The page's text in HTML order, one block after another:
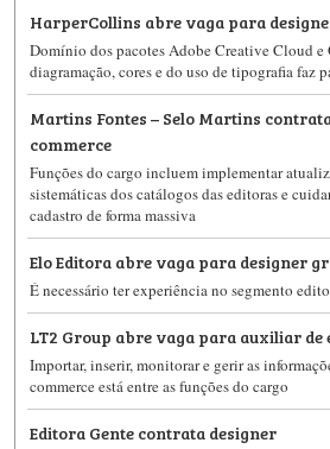
HarperCollins abre vaga para
Domínio dos pacotes Adobe Creative Cloud e
diagramação, cores e do uso de tipografia faz
Martins Fontes – Selo Martins
commerce
Funções do cargo incluem implementar
sistemáticas dos catálogos das editoras e
cadastro de forma massiva
Elo Editora abre vaga para designer
É necessário ter experiência no segmento
LT2 Group abre vaga para auxiliar de
Importar, inserir, monitorar e gerir as
commerce está entre as funções do cargo
Editora Gente contrata designer